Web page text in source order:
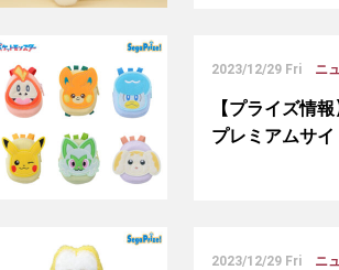
2023/12/29 Fri ニ
【プライズ情
プレミアムサ
2023/12/29 Fri ニ